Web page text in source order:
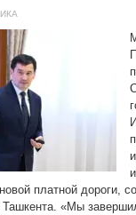
платной дороги,
«Мы